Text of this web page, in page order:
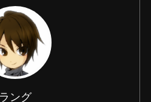
ラング